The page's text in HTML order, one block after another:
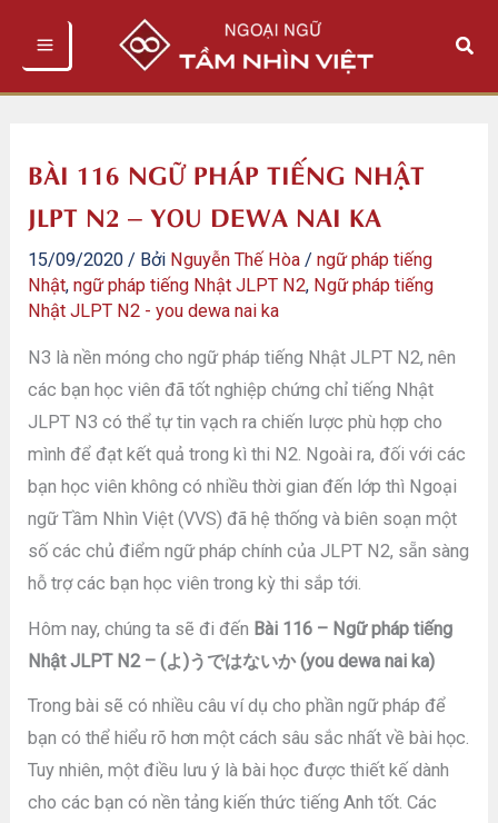
Tìm
BÀI 116 NGỮ PHÁP TIẾNG NHẬT
JLPT N2 – YOU DEWA NAI KA
15/09/2020 / Bởi Nguyễn Thế Hòa /ngữ pháp tiếng
Nhật,ngữ pháp tiếng Nhật JLPT N2, Ngữ pháp tiếng
Nhật JLPT N2 - you dewa nai ka
N3 là nền móng cho ngữ pháp tiếng Nhật JLPT N2, nên
các bạn học viên đã tốt nghiệp chứng chỉ tiếng Nhật
JLPT N3 có thể tự tin vạch ra chiến lược phù hợp cho
mình để đạt kết quả trong kì thi N2. Ngoài ra, đối với các
bạn học viên không có nhiều thời gian đến lớp thì Ngoại
ngữ Tầm Nhìn Việt (VVS) đã hệ thống và biên soạn một
số các chủ điểm ngữ pháp chính của JLPT N2, sẵn sàng
hỗ trợ các bạn học viên trong kỳ thi sắp tới.
Hôm nay, chúng ta sẽ đi đến Bài 116 – Ngữ pháp tiếng
Nhật JLPT N2 – (よ)うではないか (you dewa nai ka)
Trong bài sẽ có nhiều câu ví dụ cho phần ngữ pháp để
bạn có thể hiểu rõ hơn một cách sâu sắc nhất về bài học.
Tuy nhiên, một điều lưu ý là bài học được thiết kế dành
cho các bạn có nền tảng kiến thức tiếng Anh tốt. Các